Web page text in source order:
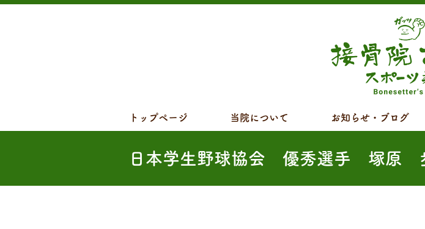
トップページ 当院について お知らせ・ブログ
日本学生野球協会 優秀選手 塚原